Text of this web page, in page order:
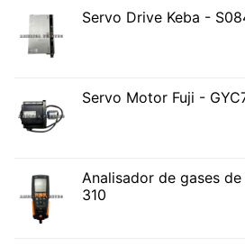
Servo Drive Keba -
Servo Motor Fuji -
Analisador de gases
310